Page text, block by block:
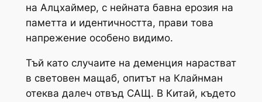
на Алцхаймер, с нейната бавна ерозия на
паметта и идентичността, прави това
напрежение особено видимо.
Тъй като случаите на деменция нарастват
в световен мащаб, опитът на Клайнман
отеква далеч отвъд САЩ. В Китай, където